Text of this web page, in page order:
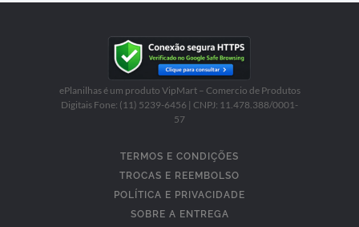
ePlanilhas é um produto VipMart – Comercio de Produtos
Digitais Fone: (11) 5239-6456 | CNPJ: 11.478.388/0001-
57
TERMOS E CONDIÇÕES
TROCAS E REEMBOLSO
POLÍTICA E PRIVACIDADE
SOBRE A ENTREGA